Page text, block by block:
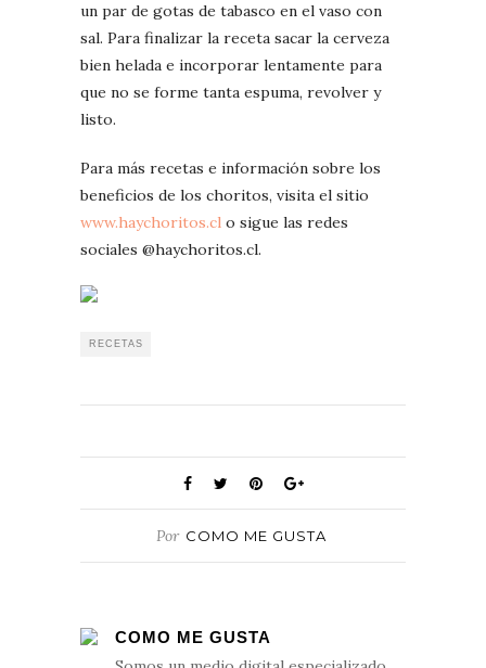
un par de gotas de tabasco en el vaso con
sal. Para finalizar la receta sacar la cerveza
bien helada e incorporar lentamente para
que no se forme tanta espuma, revolver y
listo.
Para más recetas e información sobre los
beneficios de los choritos, visita el sitio
www.haychoritos.cl o sigue las redes
sociales @haychoritos.cl.
RECETAS
Por COMO ME GUSTA
COMO ME GUSTA